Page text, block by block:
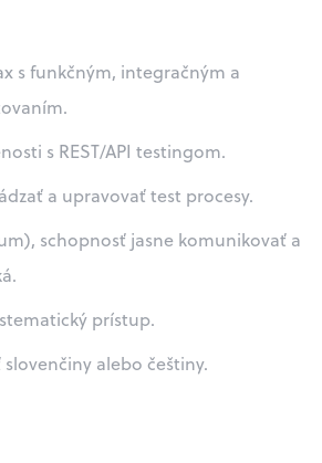
s funkčným, integračným a
s REST/API testingom.
a upravovať test procesy.
schopnosť jasne komunikovať a
prístup.
alebo češtiny.